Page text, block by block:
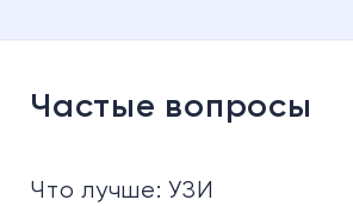
Частые вопросы
Что лучше: УЗИ